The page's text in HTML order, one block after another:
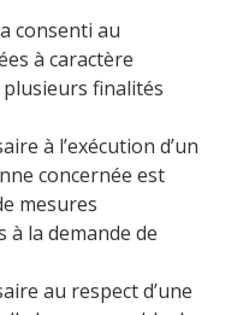
consenti au
à caractère
finalités
à l’exécution d’un
concernée est
mesures
la demande de
au respect d’une